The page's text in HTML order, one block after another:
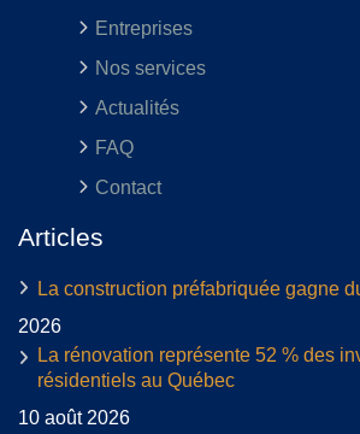
Entreprises
Nos services
Actualités
FAQ
Contact
Articles
La construction préfabriquée gagne
2026
La rénovation représente 52 % des
résidentiels au Québec
10 août 2026